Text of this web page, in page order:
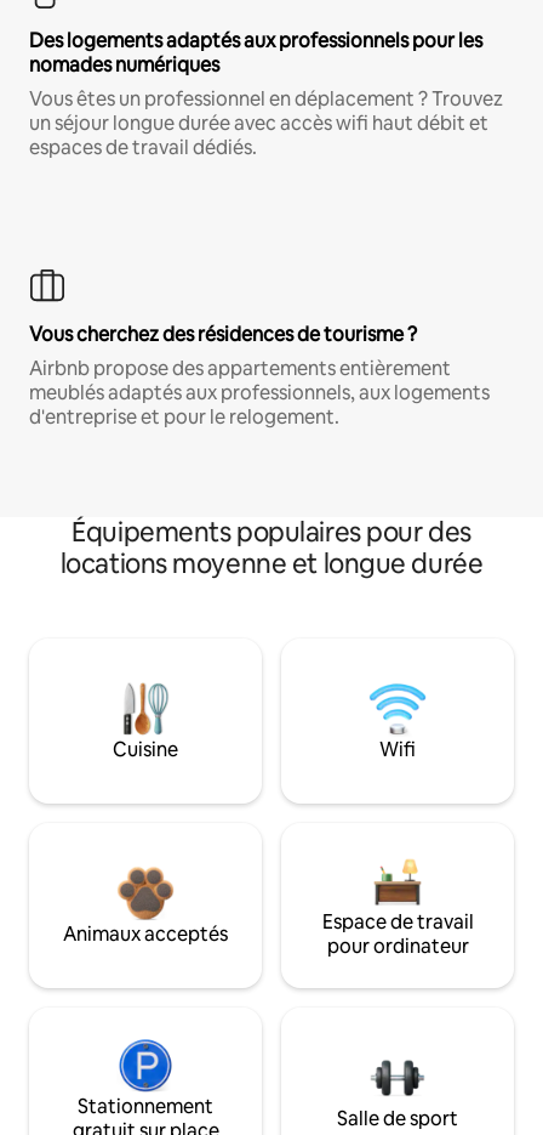
Des logements adaptés aux professionnels pour les
nomades numériques
Vous êtes un professionnel en déplacement ? Trouvez
un séjour longue durée avec accès wifi haut débit et
espaces de travail dédiés.
Vous cherchez des résidences de tourisme ?
Airbnb propose des appartements entièrement
meublés adaptés aux professionnels, aux logements
d'entreprise et pour le relogement.
Équipements populaires pour des
locations moyenne et longue durée
Cuisine Wifi
Animaux acceptés
Espace de travail
pour ordinateur
Stationnement
Salle de sport